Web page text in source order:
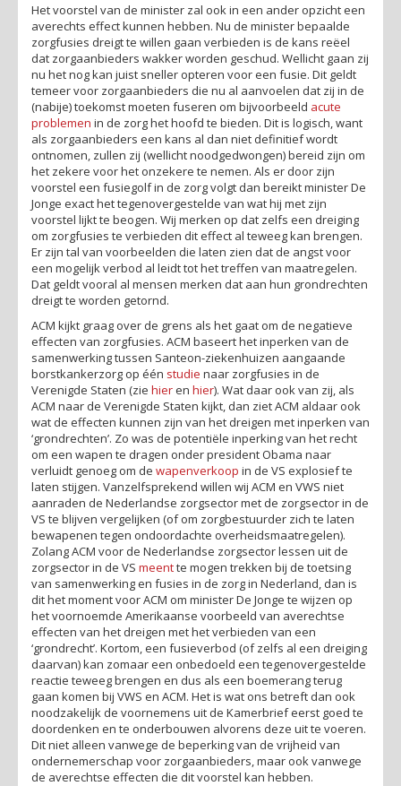
Het voorstel van de minister zal ook in een ander opzicht een
averechts effect kunnen hebben. Nu de minister bepaalde
zorgfusies dreigt te willen gaan verbieden is de kans reëel
dat zorgaanbieders wakker worden geschud. Wellicht gaan zij
nu het nog kan juist sneller opteren voor een fusie. Dit geldt
temeer voor zorgaanbieders die nu al aanvoelen dat zij in de
(nabije) toekomst moeten fuseren om bijvoorbeeld acute
problemen in de zorg het hoofd te bieden. Dit is logisch, want
als zorgaanbieders een kans al dan niet definitief wordt
ontnomen, zullen zij (wellicht noodgedwongen) bereid zijn om
het zekere voor het onzekere te nemen. Als er door zijn
voorstel een fusiegolf in de zorg volgt dan bereikt minister De
Jonge exact het tegenovergestelde van wat hij met zijn
voorstel lijkt te beogen. Wij merken op dat zelfs een dreiging
om zorgfusies te verbieden dit effect al teweeg kan brengen.
Er zijn tal van voorbeelden die laten zien dat de angst voor
een mogelijk verbod al leidt tot het treffen van maatregelen.
Dat geldt vooral al mensen merken dat aan hun grondrechten
dreigt te worden getornd.
ACM kijkt graag over de grens als het gaat om de negatieve
effecten van zorgfusies. ACM baseert het inperken van de
samenwerking tussen Santeon-ziekenhuizen aangaande
borstkankerzorg op één studie naar zorgfusies in de
Verenigde Staten (zie hieren hier). Wat daar ook van zij, als
ACM naar de Verenigde Staten kijkt, dan ziet ACM aldaar ook
wat de effecten kunnen zijn van het dreigen met inperken van
‘grondrechten’. Zo was de potentiële inperking van het recht
om een wapen te dragen onder president Obama naar
verluidt genoeg om de wapenverkoop in de VS explosief te
laten stijgen. Vanzelfsprekend willen wij ACM en VWS niet
aanraden de Nederlandse zorgsector met de zorgsector in de
VS te blijven vergelijken (of om zorgbestuurder zich te laten
bewapenen tegen ondoordachte overheidsmaatregelen).
Zolang ACM voor de Nederlandse zorgsector lessen uit de
zorgsector in de VS meentte mogen trekken bij de toetsing
van samenwerking en fusies in de zorg in Nederland, dan is
dit het moment voor ACM om minister De Jonge te wijzen op
het voornoemde Amerikaanse voorbeeld van averechtse
effecten van het dreigen met het verbieden van een
‘grondrecht’. Kortom, een fusieverbod (of zelfs al een dreiging
daarvan) kan zomaar een onbedoeld een tegenovergestelde
reactie teweeg brengen en dus als een boemerang terug
gaan komen bij VWS en ACM. Het is wat ons betreft dan ook
noodzakelijk de voornemens uit de Kamerbrief eerst goed te
doordenken en te onderbouwen alvorens deze uit te voeren.
Dit niet alleen vanwege de beperking van de vrijheid van
ondernemerschap voor zorgaanbieders, maar ook vanwege
de averechtse effecten die dit voorstel kan hebben.